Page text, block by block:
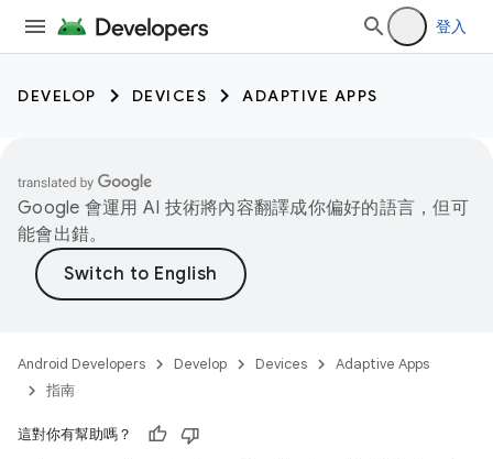
登入
DEVELOP DEVICES ADAPTIVE APPS
Google 會運用 AI 技術將內容翻譯成你偏好的語言，但可
能會出錯。
Android Developers Develop Devices
Adaptive Apps
指南
這對你有幫助嗎？